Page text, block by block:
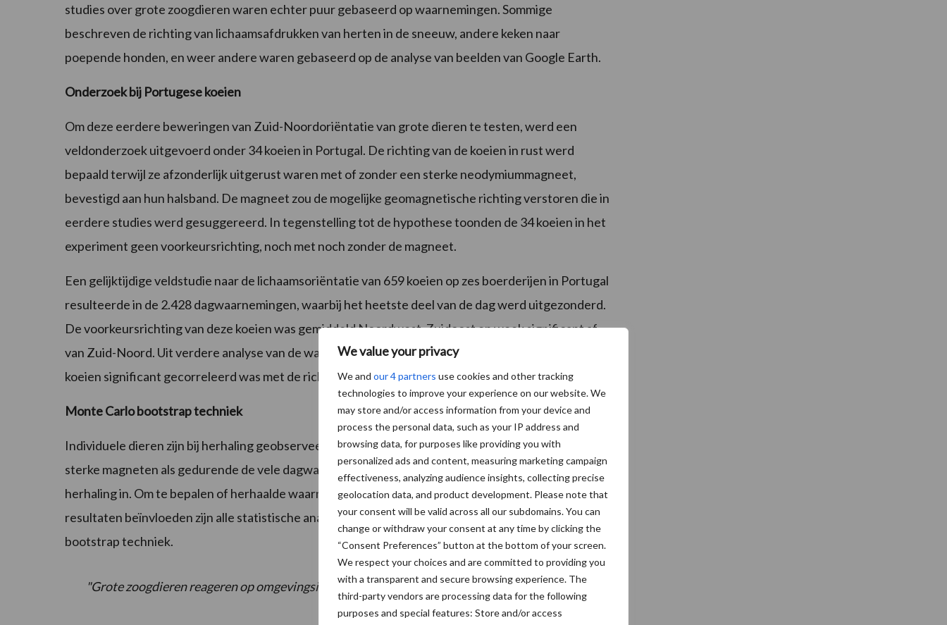
We value your privacy
We and our 4 partners use cookies and other tracking
technologies to improve your experience on our website. We
may store and/or access information from your device and
process the personal data, such as your IP address and
browsing data, for purposes like providing you with
personalized ads and content, measuring marketing campaign
effectiveness, analyzing audience insights, collecting precise
geolocation data, and product development. Please note that
your consent will be valid across all our subdomains. You can
change or withdraw your consent at any time by clicking the
“Consent Preferences” button at the bottom of your screen.
We respect your choices and are committed to providing you
with a transparent and secure browsing experience. The
third-party vendors are processing data for the following
purposes and special features: Store and/or access
studies over grote zoogdieren waren echter puur gebaseerd op waarnemingen. Sommige
beschreven de richting van lichaamsafdrukken van herten in de sneeuw, andere keken naar
poepende honden, en weer andere waren gebaseerd op de analyse van beelden van Google Earth.
Onderzoek bij Portugese koeien
Om deze eerdere beweringen van Zuid-Noordoriëntatie van grote dieren te testen, werd een
veldonderzoek uitgevoerd onder 34 koeien in Portugal. De richting van de koeien in rust werd
bepaald terwijl ze afzonderlijk uitgerust waren met of zonder een sterke neodymiummagneet,
bevestigd aan hun halsband. De magneet zou de mogelijke geomagnetische richting verstoren die in
eerdere studies werd gesuggereerd. In tegenstelling tot de hypothese toonden de 34 koeien in het
experiment geen voorkeursrichting, noch met noch zonder de magneet.
Een gelijktijdige veldstudie naar de lichaamsoriëntatie van 659 koeien op zes boerderijen in Portugal
resulteerde in de 2.428 dagwaarnemingen, waarbij het heetste deel van de dag werd uitgezonderd.
De voorkeursrichting van deze koeien was gemiddeld Noordwest-Zuidoost en week significant af
van Zuid-Noord. Uit verdere analyse van de waarnemingen bleek dat de lichaamsrichting van de
koeien significant gecorreleerd was met de richting van de zon, maar niet met de windrichting.
Monte Carlo bootstrap techniek
Individuele dieren zijn bij herhaling geobserveerd, zowel in het experimentele onderzoek met de
sterke magneten als gedurende de vele dagwaarnemingen. Dat houdt het risico van pseudo-
herhaling in. Om te bepalen of herhaalde waarnemingen aan dezelfde individuen de statistische
resultaten beïnvloeden zijn alle statistische analyses uitgevoerd met behulp van een Monte Carlo
bootstrap techniek.
"Grote zoogdieren reageren op omgevingsinvloeden in plaats van het magnetische noorden"